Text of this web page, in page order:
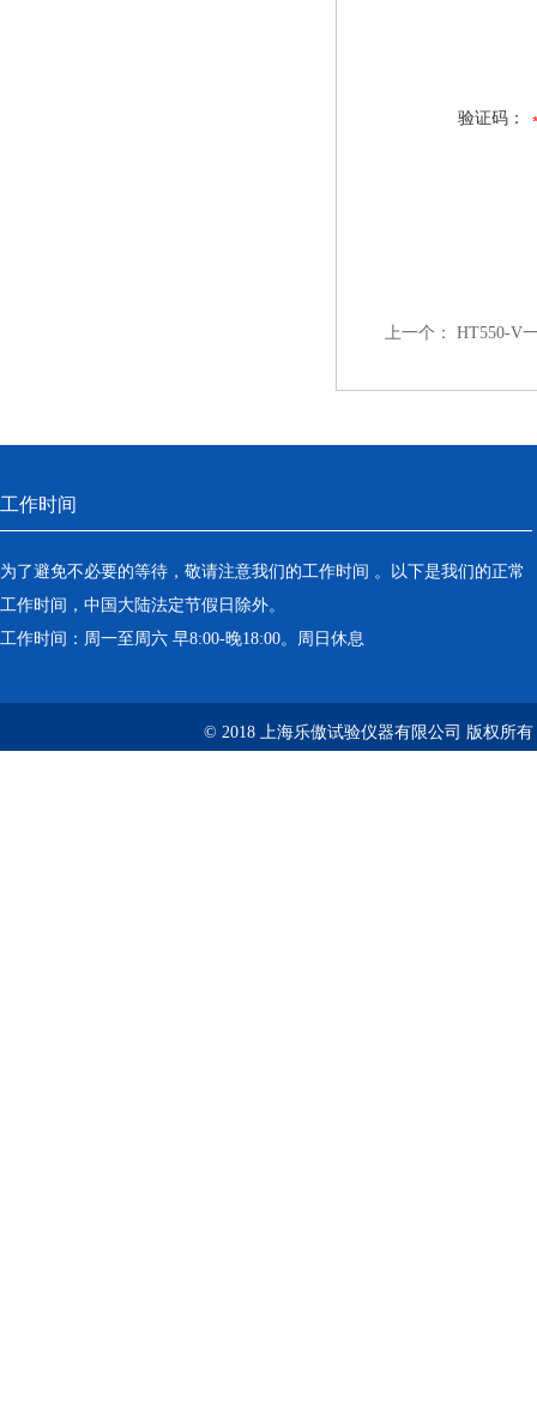
验证码：
上一个： HT550-V
工作时间
为了避免不必要的等待，敬请注意我们的工作时间 。以下是我们的正常
工作时间，中国大陆法定节假日除外。
工作时间：周一至周六 早8:00-晚18:00。周日休息
© 2018 上海乐傲试验仪器有限公司 版权所